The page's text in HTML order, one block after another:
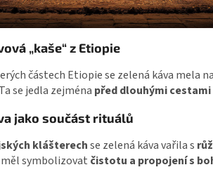
„kaše“ z Etiopie
částech Etiopie se zelená káva mela
se jedla zejména před dlouhými cestami
jako součást rituálů
klášterechse zelená káva vařila s
symbolizovat čistotu a propojení s